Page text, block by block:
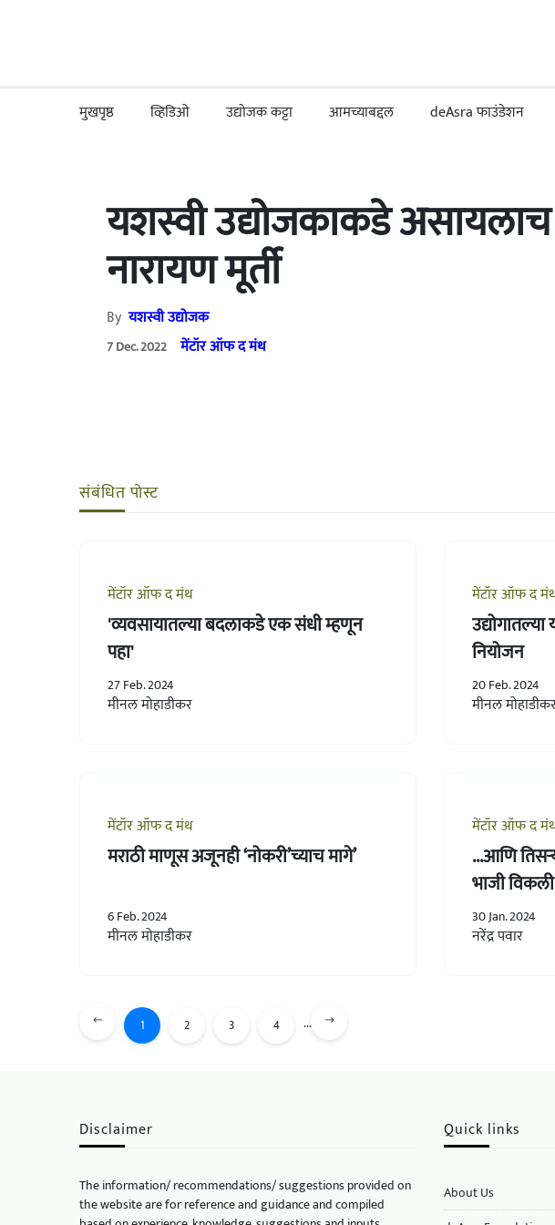
मुखपृष्ठ व्हिडिओ उद्योजक कट्टा आमच्याबद्दल deAsra फाउंडेशन
यशस्वी उद्योजकाकडे
नारायण मूर्ती
Byयशस्वी उद्योजक
7 Dec. 2022 मेंटॉर ऑफ द मंथ
संबंधित पोस्ट
मेंटॉर ऑफ द मंथ
'व्यवसायातल्या बदलाकडे एक संधी म्हणून
पहा'
27 Feb. 2024
मीनल मोहाडीकर
मेंटॉर ऑफ द
नियोजन
20 Feb. 2024
मीनल
मेंटॉर ऑफ द मंथ
मराठी माणूस अजूनही ‘नोकरी’च्याच मागे’
6 Feb. 2024
मीनल मोहाडीकर
मेंटॉर ऑफ द
...आणि
भाजी
30 Jan. 2024
नरेंद्र पवार
1 2 3 4 ...
Disclaimer
The information/ recommendations/ suggestions provided on
the website are for reference and guidance and compiled
Quick links
About Us